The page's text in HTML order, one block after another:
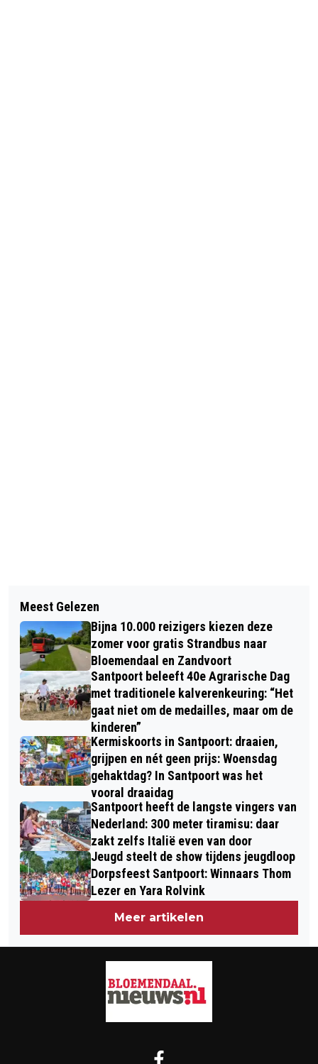
EINDELIJK GEVONDEN
HULP GEVRAAGD OP HET THIJSSE'S
HOF ZATERDAG 5 NOVEMBER
Meest Gelezen
Bijna 10.000 reizigers kiezen deze
zomer voor gratis Strandbus naar
Bloemendaal en Zandvoort
Santpoort beleeft 40e Agrarische Dag
met traditionele kalverenkeuring: “Het
gaat niet om de medailles, maar om de
kinderen”
Kermiskoorts in Santpoort: draaien,
grijpen en nét geen prijs: Woensdag
gehaktdag? In Santpoort was het
vooral draaidag
Santpoort heeft de langste vingers van
Nederland: 300 meter tiramisu: daar
zakt zelfs Italië even van door
Jeugd steelt de show tijdens jeugdloop
Dorpsfeest Santpoort: Winnaars Thom
Lezer en Yara Rolvink
Meer artikelen